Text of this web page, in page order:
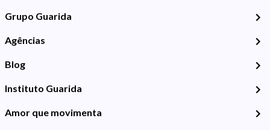
Grupo Guarida
Agências
Blog
Instituto Guarida
Amor que movimenta